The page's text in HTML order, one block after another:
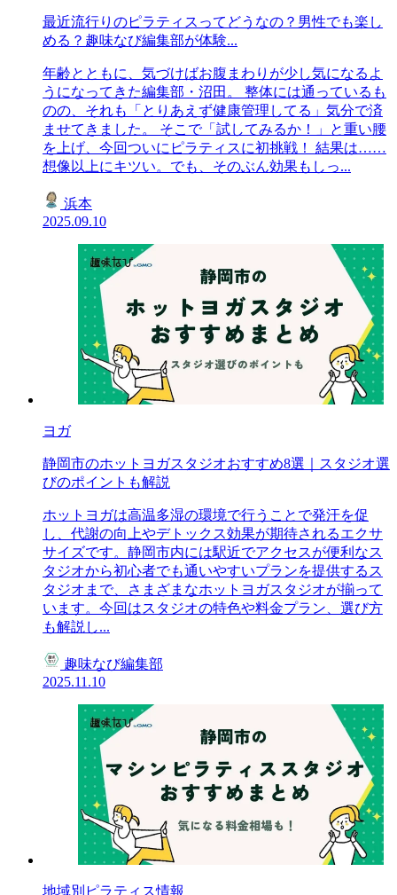
最近流行りのピラティスってどうなの？男性でも楽し
める？趣味なび編集部が体験...
年齢とともに、気づけばお腹まわりが少し気になるよ
うになってきた編集部・沼田。 整体には通っているも
のの、それも「とりあえず健康管理してる」気分で済
ませてきました。 そこで「試してみるか！」と重い腰
を上げ、今回ついにピラティスに初挑戦！ 結果は……
想像以上にキツい。でも、そのぶん効果もしっ...
浜本
2025.09.10
ヨガ
静岡市のホットヨガスタジオおすすめ8選｜スタジオ選
びのポイントも解説
ホットヨガは高温多湿の環境で行うことで発汗を促
し、代謝の向上やデトックス効果が期待されるエクサ
サイズです。静岡市内には駅近でアクセスが便利なス
タジオから初心者でも通いやすいプランを提供するス
タジオまで、さまざまなホットヨガスタジオが揃って
います。今回はスタジオの特色や料金プラン、選び方
も解説し...
趣味なび編集部
2025.11.10
地域別ピラティス情報